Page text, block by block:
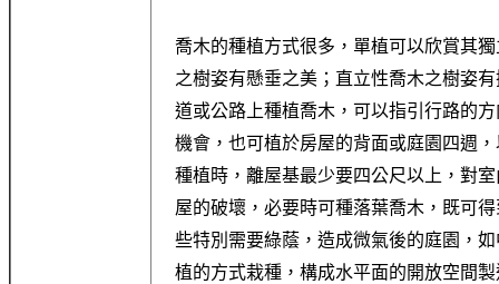
喬木的種植方式很多，單植可以欣賞其
之樹姿有懸垂之美；直立性喬木之樹姿
道或公路上種植喬木，可以指引行路的
機會，也可植於房屋的背面或庭園四週
種植時，離屋基最少要四公尺以上，對
屋的破壞，必要時可種落葉喬木，既可
些特別需要綠蔭，造成微氣後的庭園，
植的方式栽種，構成水平面的開放空間